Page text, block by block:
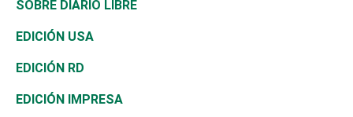
Reportajes
África
Ocenanía
Caribe
Vivienda
Telecom.
Global y variable
Buena Vida
Sociales
Novedades
Ciclismo
Tenis
Olimpismo
De buena tinta
En Directo
El Espía
Noticiero Poteleche
Clima
Tecnología
Historia
Martes de tecnología
Mundo
Economía
Revista
Deportes
SOBRE DIARIO LIBRE
EDICIÓN USA
EDICIÓN RD
EDICIÓN IMPRESA